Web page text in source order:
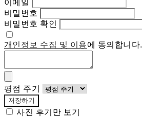
이메일
비밀번호
비밀번호 확인
개인정보 수집 및 이용에 동의합니다.
평점 주기
저장하기
사진 후기만 보기